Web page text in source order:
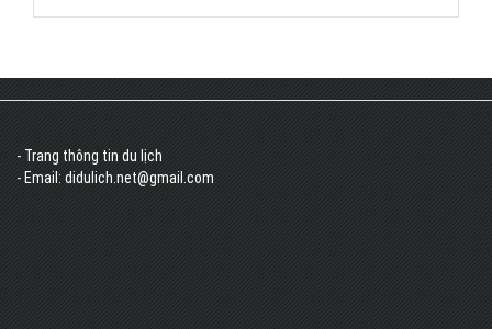
- Trang thông tin du lịch
- Email: didulich.net@gmail.com